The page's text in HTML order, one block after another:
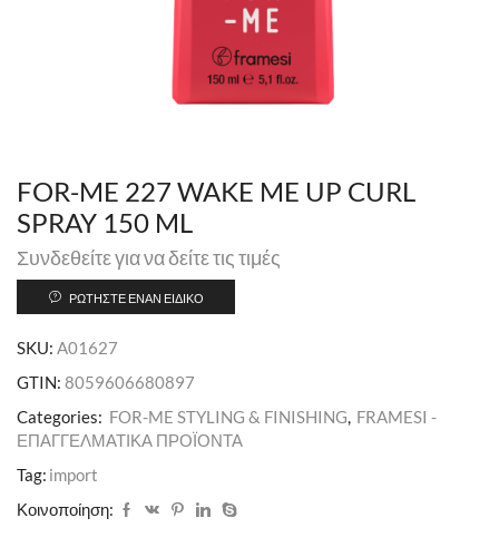
FOR-ME 227 WAKE ME UP CURL
SPRAY 150 ML
Συνδεθείτε για να δείτε τις τιμές
ΡΩΤΉΣΤΕ ΈΝΑΝ ΕΙΔΙΚΌ
SKU: A01627
GTIN: 8059606680897
Categories: FOR-ME STYLING & FINISHING, FRAMESI -
ΕΠΑΓΓΕΛΜΑΤΙΚΑ ΠΡΟΪΟΝΤΑ
Tag: import
Κοινοποίηση: